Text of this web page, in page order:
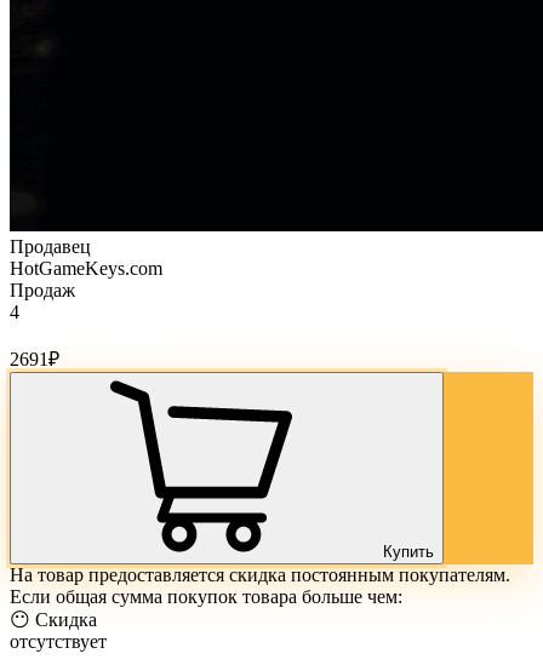
Продавец
HotGameKeys.com
Продаж
4
2691₽
Купить
На товар предоставляется скидка постоянным покупателям.
Если общая сумма покупок товара больше чем:
😶 Скидка
отсутствует